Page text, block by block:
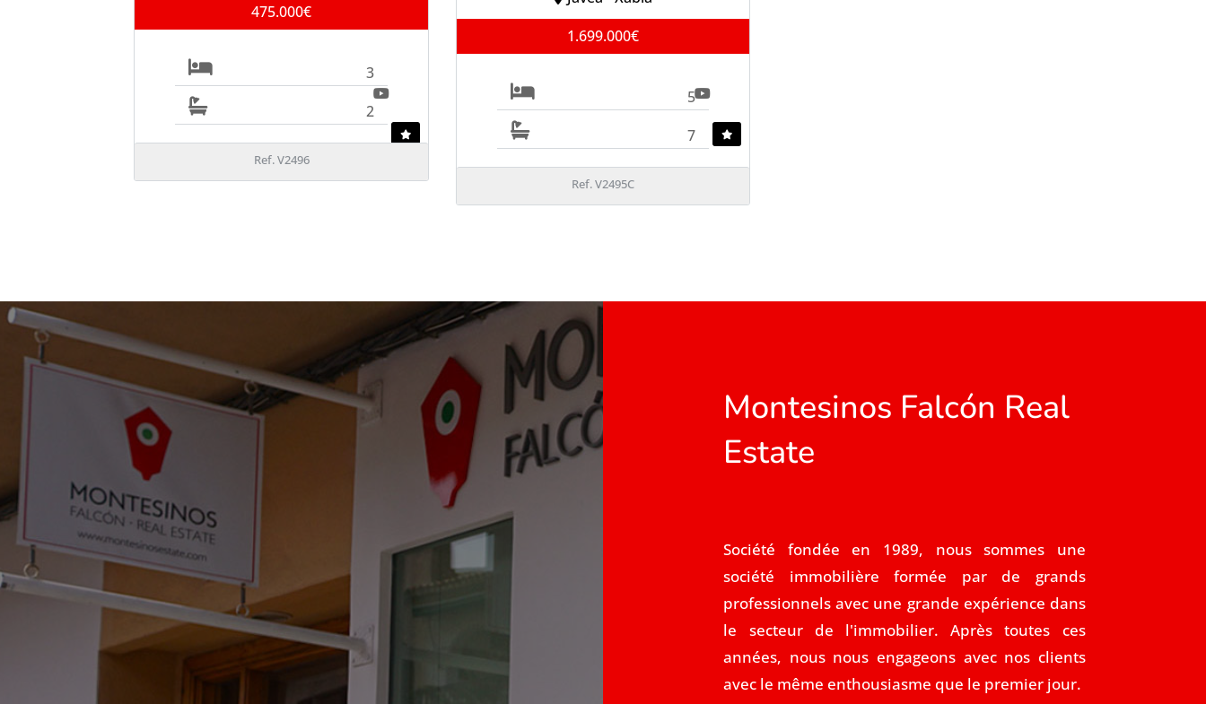
475.000€
3
2
Ref. V2496
1.699.000€
5
7
Ref. V2495C
Montesinos Falcón Real
Estate
Société fondée en 1989, nous sommes une
société immobilière formée par de grands
professionnels avec une grande expérience dans
le secteur de l'immobilier. Après toutes ces
années, nous nous engageons avec nos clients
avec le même enthousiasme que le premier jour.